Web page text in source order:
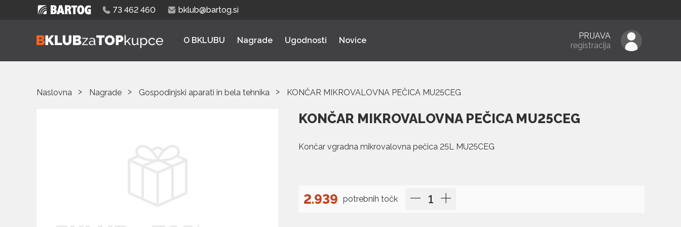
73 462 460 bklub@bartog.si
O BKLUBU Nagrade Ugodnosti Novice
PRIJAVA
registracija
Naslovna Nagrade Gospodinjski aparati in bela tehnika KONČAR MIKROVALOVNA PEČICA MU25CEG
KONČAR MIKROVALOVNA PEČICA MU25CEG
Končar vgradna mikrovalovna pečica 25L MU25CEG
2.939 potrebnih točk